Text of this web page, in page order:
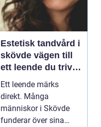
Estetisk tandvård i
skövde vägen till
ett leende du trivs
med
Ett leende märks
direkt. Många
människor i Skövde
funderar över sina